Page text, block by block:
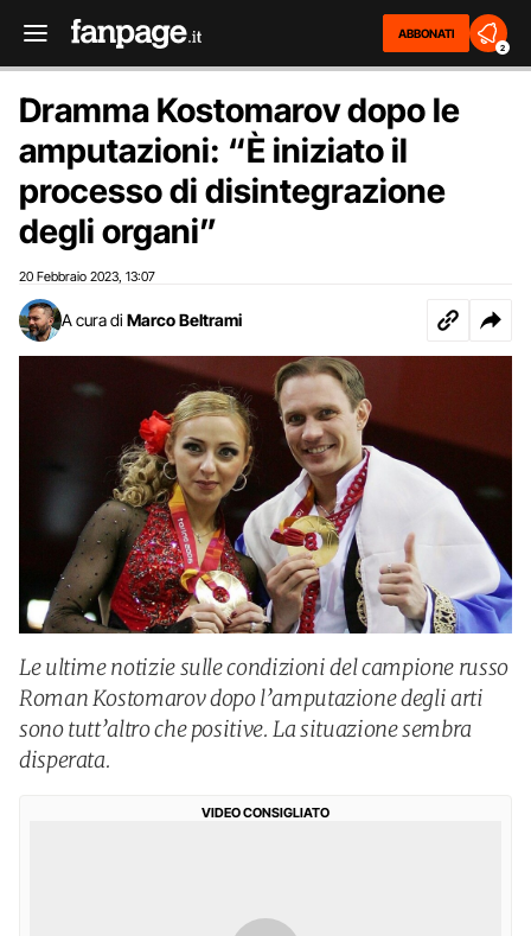
ABBONATI
2
Dramma Kostomarov dopo le
amputazioni: “È iniziato il
processo di disintegrazione
degli organi”
20 Febbraio 2023 13:07
A cura di Marco Beltrami
Le ultime notizie sulle condizioni del campione russo
Roman Kostomarov dopo l’amputazione degli arti
sono tutt’altro che positive. La situazione sembra
disperata.
VIDEO CONSIGLIATO